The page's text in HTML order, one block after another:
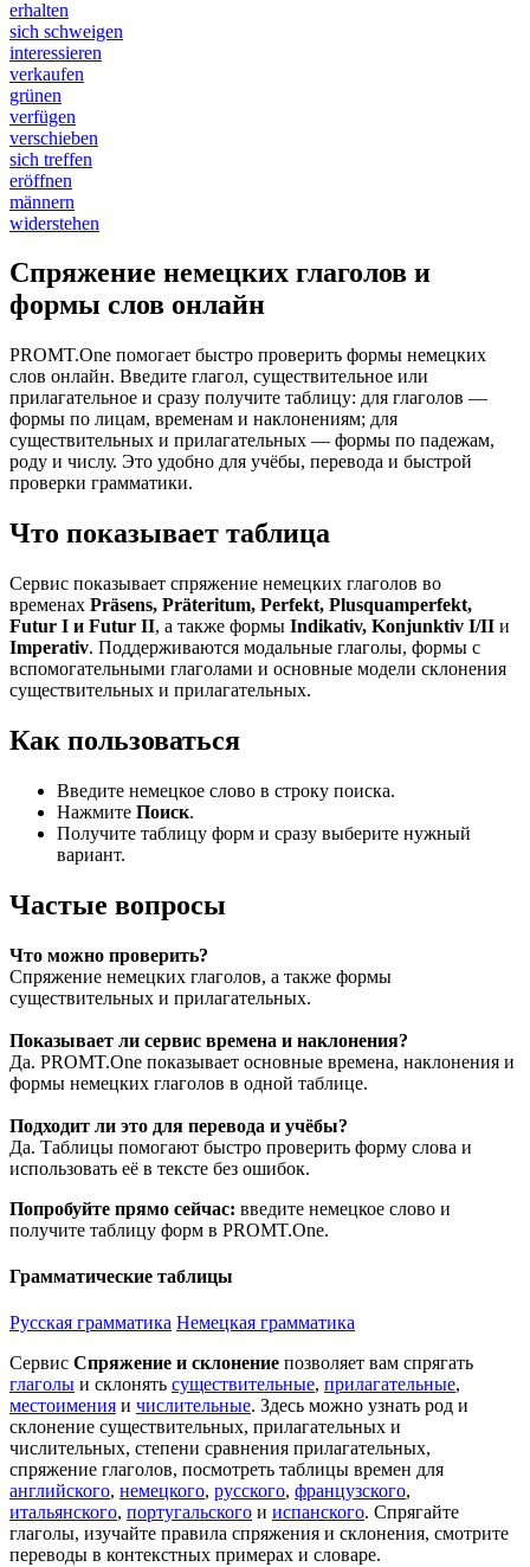
erhalten
sich schweigen
interessieren
verkaufen
grünen
verfügen
verschieben
sich treffen
eröffnen
männern
widerstehen
Спряжение немецких глаголов и
формы слов онлайн
PROMT.One помогает быстро проверить формы немецких
слов онлайн. Введите глагол, существительное или
прилагательное и сразу получите таблицу: для глаголов —
формы по лицам, временам и наклонениям; для
существительных и прилагательных — формы по падежам,
роду и числу. Это удобно для учёбы, перевода и быстрой
проверки грамматики.
Что показывает таблица
Сервис показывает спряжение немецких глаголов во
временах Präsens, Präteritum, Perfekt, Plusquamperfekt,
Futur I и Futur II, а также формы Indikativ, Konjunktiv I/II и
Imperativ. Поддерживаются модальные глаголы, формы с
вспомогательными глаголами и основные модели склонения
существительных и прилагательных.
Как пользоваться
Введите немецкое слово в строку поиска.
Нажмите Поиск.
Получите таблицу форм и сразу выберите нужный
вариант.
Частые вопросы
Что можно проверить?
Спряжение немецких глаголов, а также формы
существительных и прилагательных.
Показывает ли сервис времена и наклонения?
Да. PROMT.One показывает основные времена, наклонения и
формы немецких глаголов в одной таблице.
Подходит ли это для перевода и учёбы?
Да. Таблицы помогают быстро проверить форму слова и
использовать её в тексте без ошибок.
Попробуйте прямо сейчас: введите немецкое слово и
получите таблицу форм в PROMT.One.
Грамматические таблицы
Русская грамматика Немецкая грамматика
Сервис Спряжение и склонение позволяет вам спрягать
глаголы и склонять существительные, прилагательные,
местоимения и числительные. Здесь можно узнать род и
склонение существительных, прилагательных и
числительных, степени сравнения прилагательных,
спряжение глаголов, посмотреть таблицы времен для
английского, немецкого, русского, французского,
итальянского, португальского и испанского. Спрягайте
глаголы, изучайте правила спряжения и склонения, смотрите
переводы в контекстных примерах и словаре.